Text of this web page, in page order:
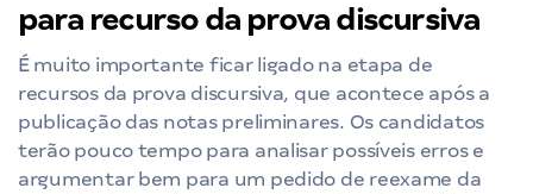
para recurso da prova discursiva
É muito importante ficar ligado na etapa de
recursos da prova discursiva, que acontece após a
publicação das notas preliminares. Os candidatos
terão pouco tempo para analisar possíveis erros e
argumentar bem para um pedido de reexame da